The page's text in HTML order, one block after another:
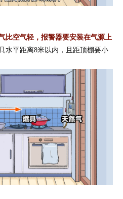
比空气轻，报警器要安装在气源上
水平距离8米以内，且距顶棚要小